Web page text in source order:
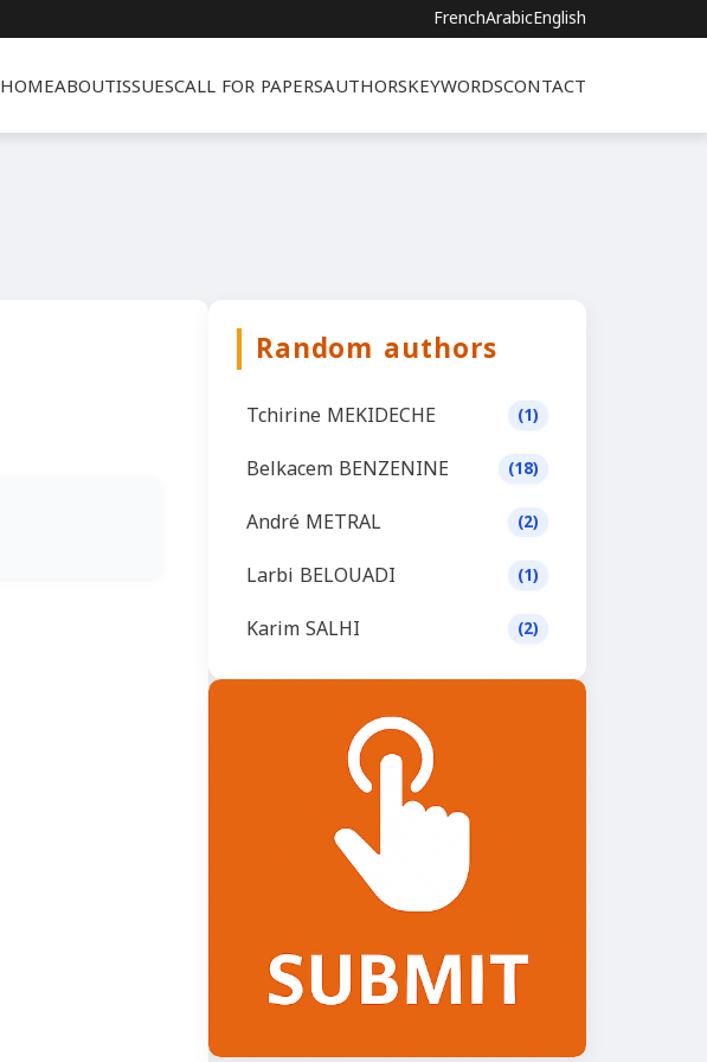
FrenchArabicEnglish
HOMEABOUTISSUESCALL FOR PAPERSAUTHORSKEYWORDSCONTACT
Random authors
Tchirine MEKIDECHE (1)
Belkacem BENZENINE (18)
André METRAL (2)
Larbi BELOUADI (1)
Karim SALHI (2)